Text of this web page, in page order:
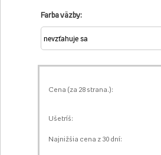
Farba väzby:
Cena (za 28 strana.):
Ušetríš:
Najnižšia cena z 30 dní: